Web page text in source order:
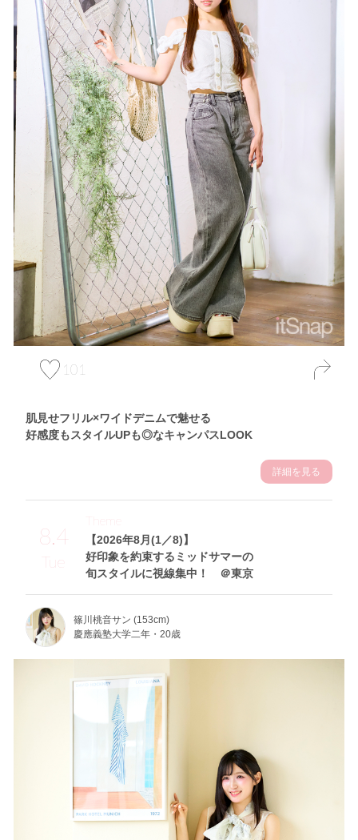
101
肌見せフリル×ワイドデニムで魅せる
好感度もスタイルUPも◎なキャンパスLOOK
詳細を見る
8.4
Tue
【2026年8月(1／8)】
好印象を約束するミッドサマーの
旬スタイルに視線集中！ ＠東京
Theme
篠川桃音サン (153cm)
慶應義塾大学二年・20歳